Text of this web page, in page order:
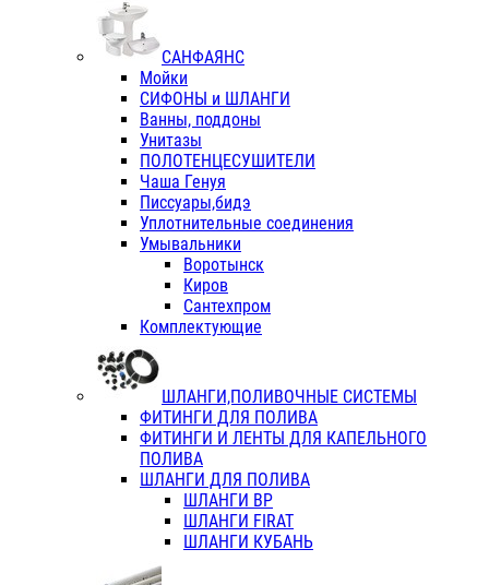
САНФАЯНС
Мойки
СИФОНЫ и ШЛАНГИ
Ванны, поддоны
Унитазы
ПОЛОТЕНЦЕСУШИТЕЛИ
Чаша Генуя
Писсуары,бидэ
Уплотнительные соединения
Умывальники
Воротынск
Киров
Сантехпром
Комплектующие
ШЛАНГИ,ПОЛИВОЧНЫЕ СИСТЕМЫ
ФИТИНГИ ДЛЯ ПОЛИВА
ФИТИНГИ И ЛЕНТЫ ДЛЯ КАПЕЛЬНОГО
ПОЛИВА
ШЛАНГИ ДЛЯ ПОЛИВА
ШЛАНГИ ВР
ШЛАНГИ FIRAT
ШЛАНГИ КУБАНЬ